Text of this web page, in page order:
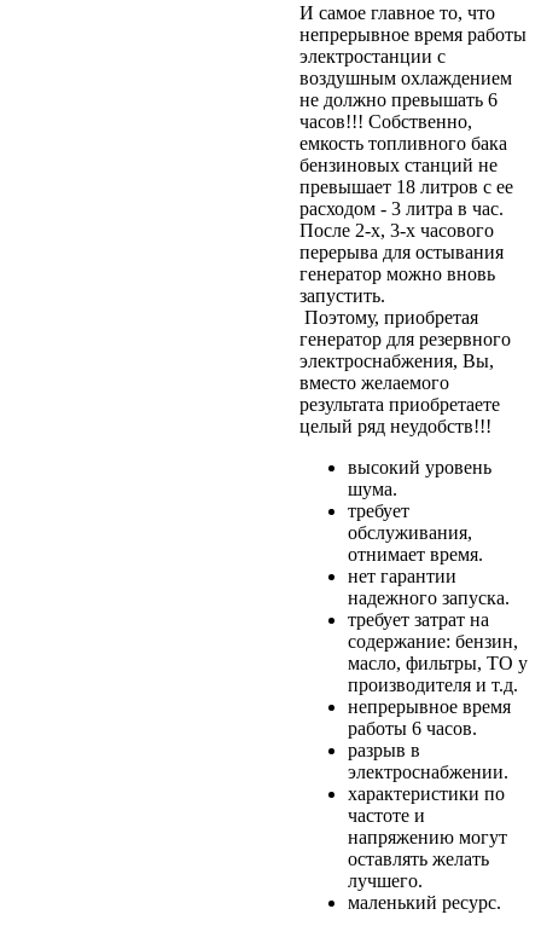
И самое главное то, что
непрерывное время работы
электростанции с
воздушным охлаждением
не должно превышать 6
часов!!! Собственно,
емкость топливного бака
бензиновых станций не
превышает 18 литров с ее
расходом - 3 литра в час.
После 2-х, 3-х часового
перерыва для остывания
генератор можно вновь
запустить.
Поэтому, приобретая
генератор для резервного
электроснабжения, Вы,
вместо желаемого
результата приобретаете
целый ряд неудобств!!!
высокий уровень
шума.
требует
обслуживания,
отнимает время.
нет гарантии
надежного запуска.
требует затрат на
содержание: бензин,
масло, фильтры, ТО у
производителя и т.д.
непрерывное время
работы 6 часов.
разрыв в
электроснабжении.
характеристики по
частоте и
напряжению могут
оставлять желать
лучшего.
маленький ресурс.